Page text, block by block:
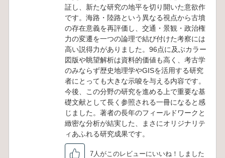
証し、新たな研究の地平を切り開いた意欲作
です。海路・陸路という異なる視点から古墳
の存在意義を再評価し、交通・景観・政治権
力の変遷を一つの論理で結び付けた考察には
高い説得力がありました。96点に及ぶカラー
図版や眺望解析は資料的価値も高く、考古学
のみならず歴史地理学やGISを活用する研究
者にとっても大きな示唆を与える内容です。
今後、この分野の研究を進める上で重要な基
礎文献として長く参照される一冊になると感
じました。著者の長年のフィールドワークと
緻密な分析が結実した、まさにオリジナリテ
ィあふれる研究成果です。
7人がこのレビューにいいね！しました